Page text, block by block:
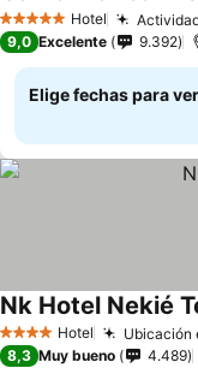
5 Estrellas Hotel
9,0 Excelente 9.392
Elige fechas para
4 EstrellasHotel Ubicación
Nk Hotel Nekié
8,3 Muy bueno 4.489